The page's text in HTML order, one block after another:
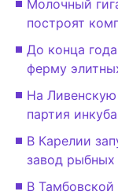
Молочный
построят
До конца
ферму
На Ливенскую
партия
В Карелии
завод
В